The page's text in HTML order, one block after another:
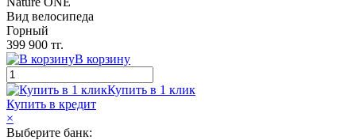
Вид велосипеда
Горный
399 900 тг.
В корзину
Купить в 1 клик
Купить в кредит
×
Выберите банк: